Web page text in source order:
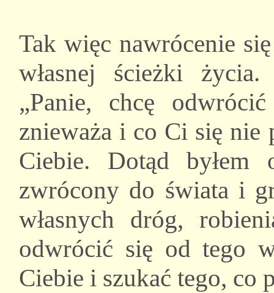
Tak więc nawrócenie
własnej ścieżki
„Panie, chcę
znieważa i co Ci się nie
Ciebie. Dotąd byłem
zwrócony do świata i
własnych dróg,
odwrócić się od tego
Ciebie i szukać tego, co